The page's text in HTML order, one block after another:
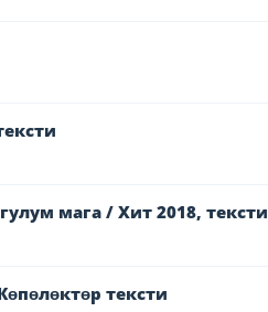
мага / Хит 2018, тексти
тексти